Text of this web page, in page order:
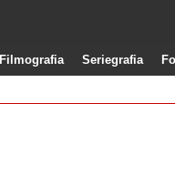
Filmografia Seriegrafia